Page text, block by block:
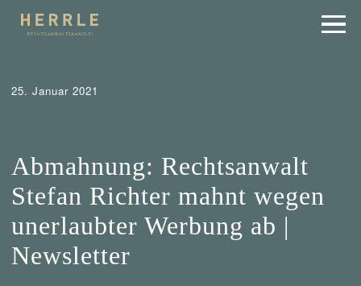
25. Januar 2021
Abmahnung: Rechtsanwalt
Stefan Richter mahnt wegen
unerlaubter Werbung ab |
Newsletter